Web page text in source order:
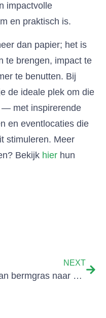
impactvolle
en praktisch is.
dan papier; het is
te brengen, impact te
te benutten. Bij
de ideale plek om die
— met inspirerende
en eventlocaties die
stimuleren. Meer
Bekijk hier hun
NEXT
Van bermgras naar drukwerk – onze samenwerking met Libertas Pascal